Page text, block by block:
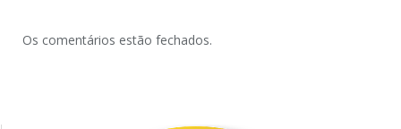
Os comentários estão fechados.